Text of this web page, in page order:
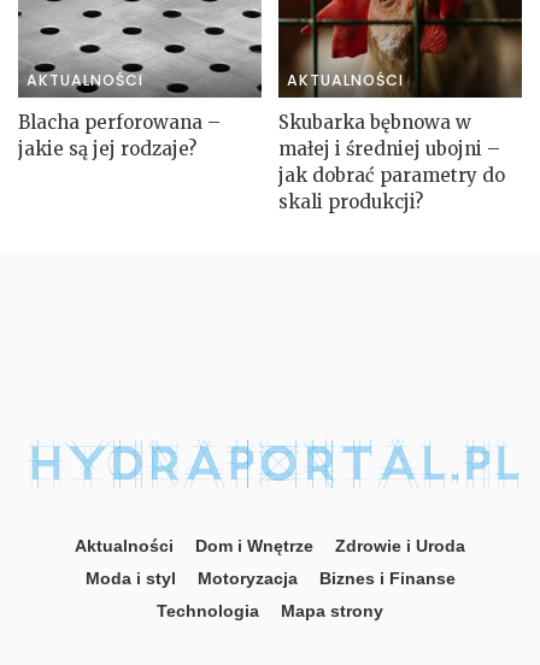
AKTUALNOŚCI
Blacha perforowana –
jakie są jej rodzaje?
AKTUALNOŚCI
Skubarka bębnowa w
małej i średniej ubojni –
jak dobrać parametry do
skali produkcji?
Aktualności Dom i Wnętrze
Zdrowie i Uroda
Moda i styl
Motoryzacja
Biznes i Finanse
Technologia
Mapa strony